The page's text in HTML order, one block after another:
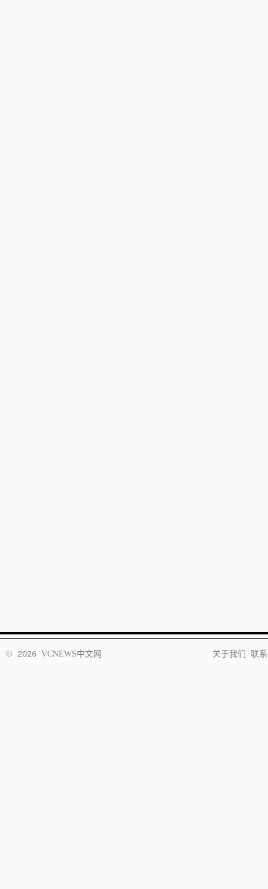
© 2026 VCNEWS中文网 关于我们 联